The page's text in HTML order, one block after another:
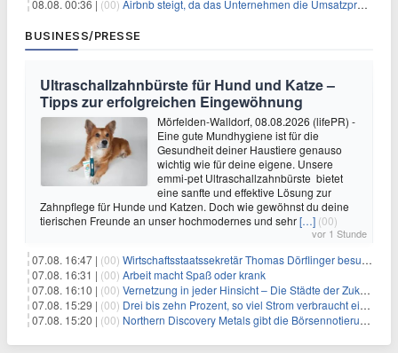
08.08. 00:36 | (00) Airbnb steigt, da das Unternehmen die Umsatzprognose anhebt und starkes Wachstum signalisiert
BUSINESS/PRESSE
Ultraschallzahnbürste für Hund und Katze –
Tipps zur erfolgreichen Eingewöhnung
Mörfelden-Walldorf, 08.08.2026 (lifePR) -
Eine gute Mundhygiene ist für die
Gesundheit deiner Haustiere genauso
wichtig wie für deine eigene. Unsere
emmi-pet Ultraschallzahnbürste bietet
eine sanfte und effektive Lösung zur
Zahnpflege für Hunde und Katzen. Doch wie gewöhnst du deine
tierischen Freunde an unser hochmodernes und sehr[…] (00)
vor 1 Stunde
07.08. 16:47 | (00) Wirtschaftsstaatssekretär Thomas Dörflinger besucht Handwerksbetrieb im Kammerbezirk Freiburg
07.08. 16:31 | (00) Arbeit macht Spaß oder krank
07.08. 16:10 | (00) Vernetzung in jeder Hinsicht – Die Städte der Zukunft sind grün-blau
07.08. 15:29 | (00) Drei bis zehn Prozent, so viel Strom verbraucht ein Aufzug im Gebäude
07.08. 15:20 | (00) Northern Discovery Metals gibt die Börsennotierung an der Frankfurter Wertpapierbörse bekannt